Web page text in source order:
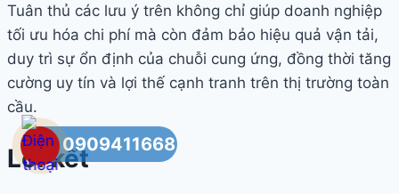
Tuân thủ các lưu ý trên không chỉ giúp doanh nghiệp
tối ưu hóa chi phí mà còn đảm bảo hiệu quả vận tải,
duy trì sự ổn định của chuỗi cung ứng, đồng thời tăng
cường uy tín và lợi thế cạnh tranh trên thị trường toàn
cầu.
Lời kết0909411668